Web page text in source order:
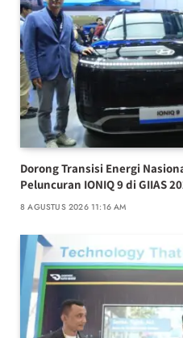
Dorong Transisi Energi
Peluncuran IONIQ 9 di GIIAS
8 AGUSTUS 2026 11:16 AM